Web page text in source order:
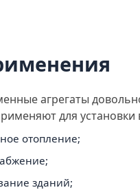
агрегаты
для
отопление;
зданий;